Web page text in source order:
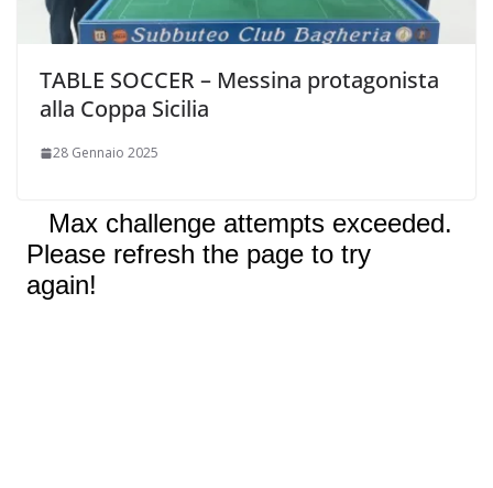
TABLE SOCCER – Messina protagonista
alla Coppa Sicilia
28 Gennaio 2025